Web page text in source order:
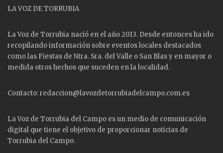
LA VOZ DE TORRUBIA
La Voz de Torrubia nació en el año 2013. Desde entonces ha ido
recopilando información sobre eventos locales destacados
como las Fiestas de Ntra. Sra. del Valle o San Blas y en mayor o
medida otros hechos que suceden en la localidad.
Contacto: redaccion@lavozdetorrubiadelcampo.com.es
La Voz de Torrubia del Campo es un medio de comunicación
digital que tiene el objetivo de proporcionar noticias de
Torrubia del Campo.